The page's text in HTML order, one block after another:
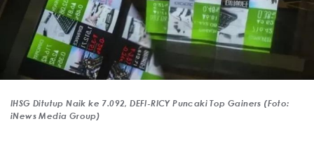
IHSG Ditutup Naik ke 7.092, DEFI-RICY Puncaki Top Gainers (Foto:
iNews Media Group)